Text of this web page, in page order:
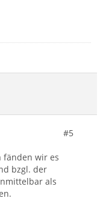
#5
fänden wir es
bzgl. der
als